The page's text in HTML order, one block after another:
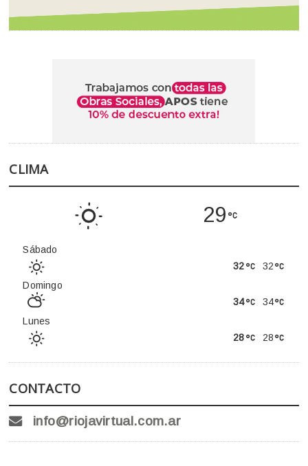
CLIMA
29
Sábado
32
32
Domingo
34
34
Lunes
28
28
CONTACTO
info@riojavirtual.com.ar